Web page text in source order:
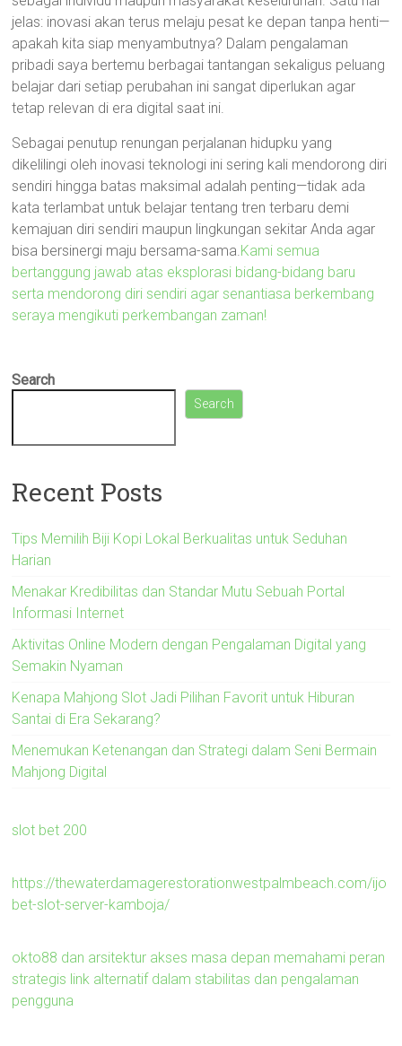
jelas: inovasi akan terus melaju pesat ke depan tanpa henti—
apakah kita siap menyambutnya? Dalam pengalaman
pribadi saya bertemu berbagai tantangan sekaligus peluang
belajar dari setiap perubahan ini sangat diperlukan agar
tetap relevan di era digital saat ini.
Sebagai penutup renungan perjalanan hidupku yang
dikelilingi oleh inovasi teknologi ini sering kali mendorong diri
sendiri hingga batas maksimal adalah penting—tidak ada
kata terlambat untuk belajar tentang tren terbaru demi
kemajuan diri sendiri maupun lingkungan sekitar Anda agar
bisa bersinergi maju bersama-sama.Kami semua
bertanggung jawab atas eksplorasi bidang-bidang baru
serta mendorong diri sendiri agar senantiasa berkembang
seraya mengikuti perkembangan zaman!
Search
Search
Recent Posts
Tips Memilih Biji Kopi Lokal Berkualitas untuk Seduhan
Harian
Menakar Kredibilitas dan Standar Mutu Sebuah Portal
Informasi Internet
Aktivitas Online Modern dengan Pengalaman Digital yang
Semakin Nyaman
Kenapa Mahjong Slot Jadi Pilihan Favorit untuk Hiburan
Santai di Era Sekarang?
Menemukan Ketenangan dan Strategi dalam Seni Bermain
Mahjong Digital
slot bet 200
https://thewaterdamagerestorationwestpalmbeach.com/ijo
bet-slot-server-kamboja/
okto88 dan arsitektur akses masa depan memahami peran
strategis link alternatif dalam stabilitas dan pengalaman
pengguna